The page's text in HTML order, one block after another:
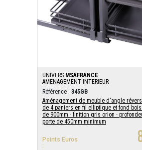
UNIVERS MSAFRANCE
AMENAGEMENT INTERIEUR
Référence : 345GB
Aménagement de meuble d'angle
de 4 paniers en fil elliptique et fond
de 900mm - finition gris orion -
porte de 450mm minimum
Points Euros
: